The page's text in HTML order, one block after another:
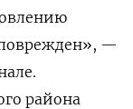
—
района